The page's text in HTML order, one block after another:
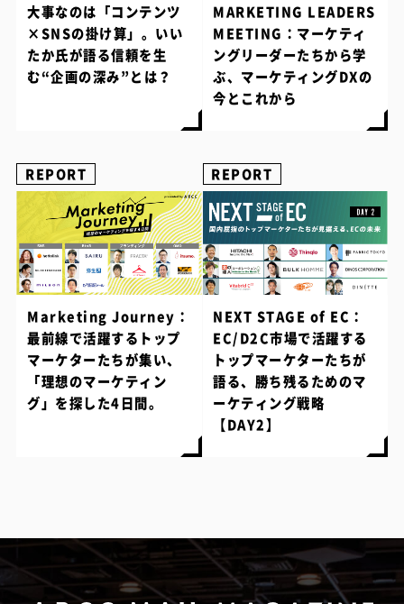
大事なのは「コンテンツ
×SNSの掛け算」。いい
たか氏が語る信頼を生
む“企画の深み”とは？
MARKETING LEADERS
MEETING：マーケティ
ングリーダーたちから学
ぶ、マーケティングDXの
今とこれから
REPORT
Marketing Journey：
最前線で活躍するトップ
マーケターたちが集い、
「理想のマーケティン
グ」を探した4日間。
REPORT
NEXT STAGE of EC：
EC/D2C市場で活躍する
トップマーケターたちが
語る、勝ち残るためのマ
ーケティング戦略
【DAY2】